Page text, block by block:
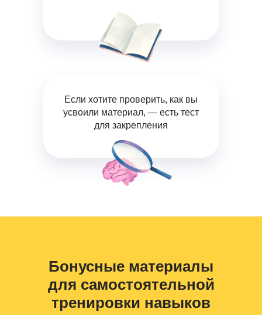
Если хотите проверить, как вы
усвоили материал, — есть тест
для закрепления
Бонусные материалы
для самостоятельной
тренировки навыков